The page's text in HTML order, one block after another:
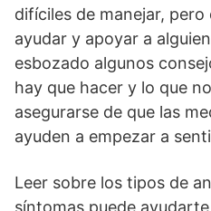
difíciles de manejar,
ayudar y apoyar a
esbozado algunos
hay que hacer y lo que
asegurarse de que las
ayuden a empezar a
Leer sobre los tipos de
síntomas puede